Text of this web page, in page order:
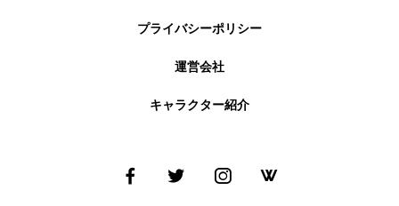
プライバシーポリシー
運営会社
キャラクター紹介